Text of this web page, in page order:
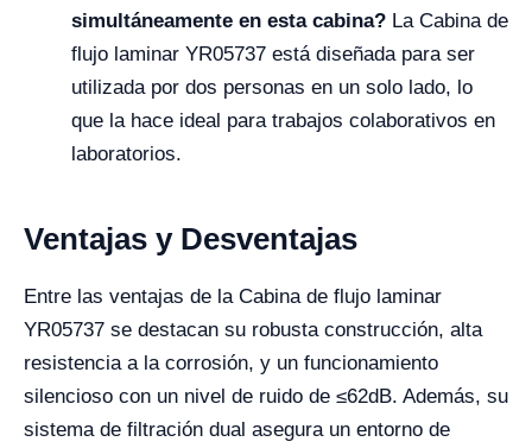
simultáneamente en esta cabina? La Cabina de
flujo laminar YR05737 está diseñada para ser
utilizada por dos personas en un solo lado, lo
que la hace ideal para trabajos colaborativos en
laboratorios.
Ventajas y Desventajas
Entre las ventajas de la Cabina de flujo laminar
YR05737 se destacan su robusta construcción, alta
resistencia a la corrosión, y un funcionamiento
silencioso con un nivel de ruido de ≤62dB. Además, su
sistema de filtración dual asegura un entorno de